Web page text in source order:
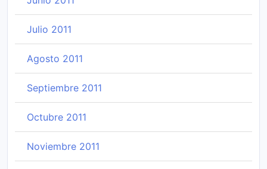
Julio 2011
Agosto 2011
Septiembre 2011
Octubre 2011
Noviembre 2011